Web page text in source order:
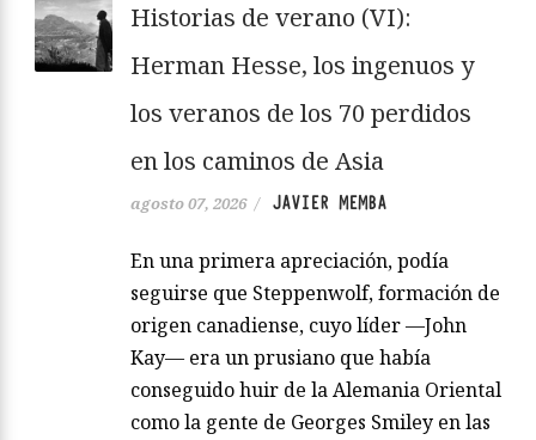
Historias de verano (VI):
Herman Hesse, los ingenuos y
los veranos de los 70 perdidos
en los caminos de Asia
agosto 07, 2026 / JAVIER MEMBA
En una primera apreciación, podía
seguirse que Steppenwolf, formación de
origen canadiense, cuyo líder —John
Kay— era un prusiano que había
conseguido huir de la Alemania Oriental
como la gente de Georges Smiley en las